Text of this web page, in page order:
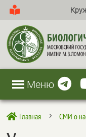
Меню
 Главная 5 СМИ о